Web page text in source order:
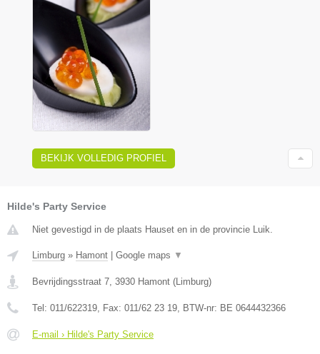
BEKIJK VOLLEDIG PROFIEL
Hilde's Party Service
Niet gevestigd in de plaats Hauset en in de provincie Luik.
Limburg » Hamont Google maps ▼
Bevrijdingsstraat 7 3930 Hamont ( Limburg)
Tel: 011/622319 , Fax: 011/62 23 19 , BTW-nr: BE 0644432366
E-mail › Hilde's Party Service